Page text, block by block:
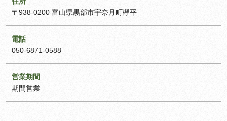
〒938-0200 富山県黒部市宇奈月町欅平
電話
050-6871-0588
営業期間
期間営業